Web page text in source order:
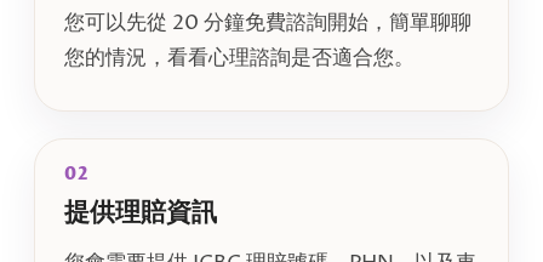
您可以先從 20 分鐘免費諮詢開始，簡單聊聊
您的情況，看看心理諮詢是否適合您。
02
提供理賠資訊